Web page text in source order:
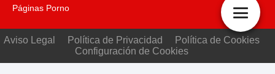
Páginas Porno
Aviso Legal Política de Privacidad
Política de Cookies
Configuración de Cookies